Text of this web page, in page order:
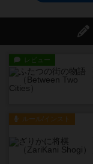
レビュー
ルール/インスト